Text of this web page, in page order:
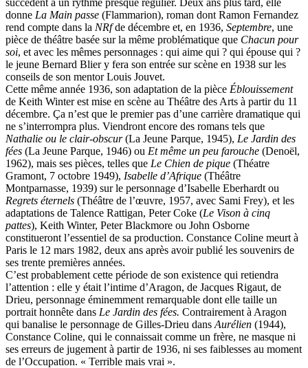
donne La Main passe (Flammarion), roman dont Ramon Fernandez
rend compte dans la NRfde décembre et, en 1936, Septembre, une
pièce de théâtre basée sur la même problématique que Chacun pour
soi, et avec les mêmes personnages : qui aime qui ? qui épouse qui ?
le jeune Bernard Blier y fera son entrée sur scène en 1938 sur les
conseils de son mentor Louis Jouvet.
Cette même année 1936, son adaptation de la pièce Éblouissement
de Keith Winter est mise en scène au Théâtre des Arts à partir du 11
décembre. Ça n’est que le premier pas d’une carrière dramatique qui
ne s’interrompra plus. Viendront encore des romans tels que
Nathalie ou le clair-obscur(La Jeune Parque, 1945), Le Jardin des
fées (La Jeune Parque, 1946) ou Et même un peu farouche (Denoël,
1962), mais ses pièces, telles que Le Chien de pique (Théatre
Gramont, 7 octobre 1949), Isabelle d’Afrique (Théâtre
Montparnasse, 1939) sur le personnage d’Isabelle Eberhardt ou
Regrets éternels (Théâtre de l’œuvre, 1957, avec Sami Frey), et les
adaptations de Talence Rattigan, Peter Coke (Le Vison à cinq
pattes), Keith Winter, Peter Blackmore ou John Osborne
constitueront l’essentiel de sa production. Constance Coline meurt à
Paris le 12 mars 1982, deux ans après avoir publié les souvenirs de
ses trente premières années.
C’est probablement cette période de son existence qui retiendra
l’attention : elle y était l’intime d’Aragon, de Jacques Rigaut, de
Drieu, personnage éminemment remarquable dont elle taille un
portrait honnête dans Le Jardin des fées. Contrairement à Aragon
qui banalise le personnage de Gilles-Drieu dans Aurélien (1944),
Constance Coline, qui le connaissait comme un frère, ne masque ni
ses erreurs de jugement à partir de 1936, ni ses faiblesses au moment
de l’Occupation. « Terrible mais vrai ».